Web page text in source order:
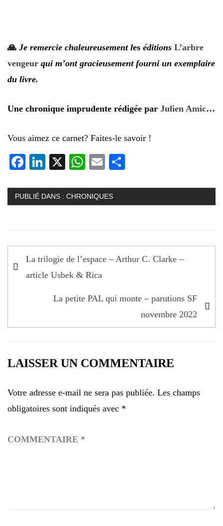
🙏 Je remercie chaleureusement les éditions L’arbre
vengeur qui m’ont gracieusement fourni un exemplaire
du livre.
Une chronique imprudente rédigée par Julien Amic…
Vous aimez ce carnet? Faites-le savoir !
Facebook
LinkedIn
X WhatsApp
Email
PUBLIÉ DANS : CHRONIQUES
Navigation
de
La trilogie de l’espace – Arthur C. Clarke –
article Usbek & Rica
La petite PAL qui monte – parutions SF
novembre 2022
LAISSER UN COMMENTAIRE
Votre adresse e-mail ne sera pas publiée. Les champs
obligatoires sont indiqués avec *
COMMENTAIRE *